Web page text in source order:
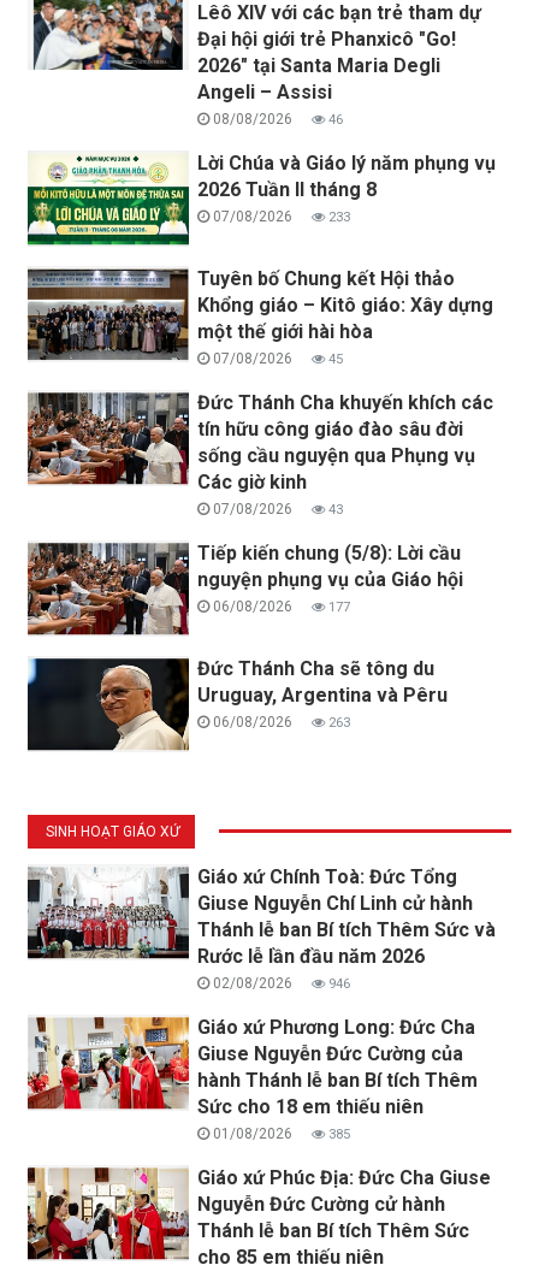
Lêô XIV với các bạn trẻ tham dự
Đại hội giới trẻ Phanxicô "Go!
2026" tại Santa Maria Degli
Angeli – Assisi
08/08/2026 46
Lời Chúa và Giáo lý năm phụng vụ
2026 Tuần II tháng 8
07/08/2026 233
Tuyên bố Chung kết Hội thảo
Khổng giáo – Kitô giáo: Xây dựng
một thế giới hài hòa
07/08/2026 45
Đức Thánh Cha khuyến khích các
tín hữu công giáo đào sâu đời
sống cầu nguyện qua Phụng vụ
Các giờ kinh
07/08/2026 43
Tiếp kiến chung (5/8): Lời cầu
nguyện phụng vụ của Giáo hội
06/08/2026 177
Đức Thánh Cha sẽ tông du
Uruguay, Argentina và Pêru
06/08/2026 263
SINH HOẠT GIÁO XỨ
Giáo xứ Chính Toà: Đức Tổng
Giuse Nguyễn Chí Linh cử hành
Thánh lễ ban Bí tích Thêm Sức và
Rước lễ lần đầu năm 2026
02/08/2026 946
Giáo xứ Phương Long: Đức Cha
Giuse Nguyễn Đức Cường của
hành Thánh lễ ban Bí tích Thêm
Sức cho 18 em thiếu niên
01/08/2026 385
Giáo xứ Phúc Địa: Đức Cha Giuse
Nguyễn Đức Cường cử hành
Thánh lễ ban Bí tích Thêm Sức
cho 85 em thiếu niên